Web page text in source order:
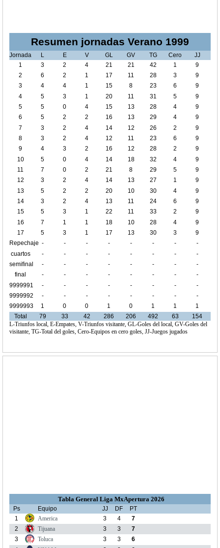
Resumen jornadas Verano 1999
Jornada L E V GL GV TG Cero
JJ
1
3 2 4 21 21 42 1
9
2
6 2 1 17 11 28 3
9
3
4 4 1 15 8 23 6
9
4
5 3 1 20 11 31 5
9
5
5 0 4 15 13 28 4
9
6
5 2 2 16 13 29 4
9
7
3 2 4 14 12 26 2
9
8
3 2 4 12 11 23 6
9
9
4 3 2 16 12 28 2
9
10
5 0 4 14 18 32 4
9
11
7 0 2 21 8 29 5
9
12
3 2 4 14 13 27 1
9
13
5 2 2 20 10 30 4
9
14
3 2 4 13 11 24 6
9
15
5 3 1 22 11 33 2
9
16
7 1 1 18 10 28 4
9
17
5 3 1 17 13 30 3
9
Repechaje - - - - - - -
-
cuartos
de final
- - - - - - -
-
semifinal
- - - - - - -
-
final
- - - - - - -
-
9999991
- - - - - - -
-
9999992
- - - - - - -
-
9999993
1 0 0 1 0 1 1
1
Total
79 33 42 286 206 492 63
154
L-Triunfos local, E-Empates, V-Triunfos visitante, GL-Goles del local, GV-Goles del
visitante, TG-Total del goles, Cero-Equipos en cero goles, JJ-Juegos jugados
Tabla General Liga MxApertura 2026
Ps Equipo JJ DF
PT
1
America 3 4
7
2
Tijuana 3 3
7
3
Toluca 3 3
6